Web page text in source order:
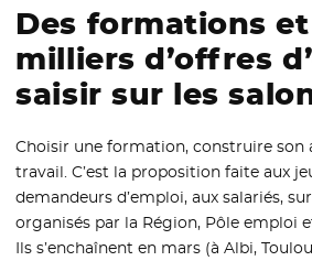
Des formations
milliers d’offres
saisir sur les
Choisir une formation, construire son
travail. C’est la proposition faite aux
demandeurs d’emploi, aux salariés,
organisés par la Région, Pôle emploi
Ils s’enchaînent en mars (à Albi,